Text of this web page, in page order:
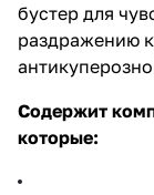
бустер для
раздражению
Содержит
которые: